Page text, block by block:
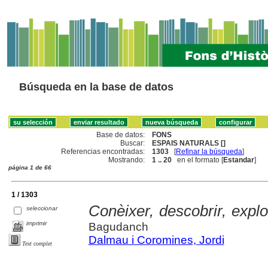
Búsqueda en la base de datos
Base de datos:
FONS
Buscar:
ESPAIS NATURALS []
Referencias encontradas:
1303 [Refinar la búsqueda]
Mostrando:
1 .. 20 en el formato [Estandar]
página 1 de 66
1 / 1303
seleccionar
imprimir
Text complet
Conèixer, descobrir,
Bagudanch
Dalmau i Coromines, Jordi